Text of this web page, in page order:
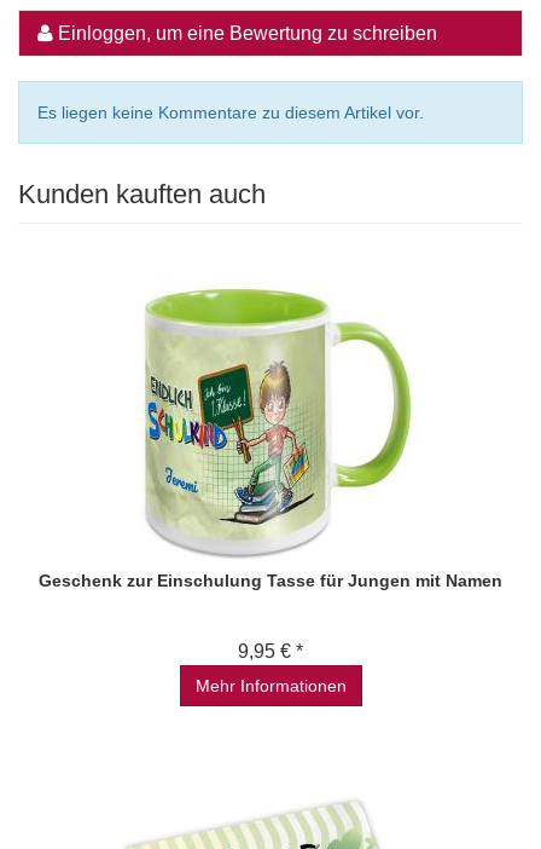
Einloggen, um eine Bewertung zu schreiben
Es liegen keine Kommentare zu diesem Artikel vor.
Kunden kauften auch
Geschenk zur Einschulung Tasse für Jungen mit Namen
9,95 € *
Mehr Informationen